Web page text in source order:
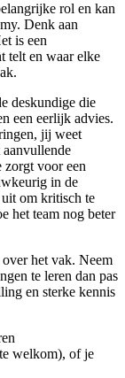
rol en kan
Denk aan
is een
telt en waar elke
deskundige die
een eerlijk advies.
jij weet
aanvullende
zorgt voor een
in de
om kritisch te
het team nog beter
het vak. Neem
te leren dan pas
en sterke kennis
welkom), of je